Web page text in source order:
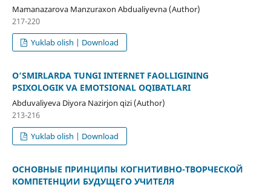
Mamanazarova Manzuraxon Abdualiyevna (Author)
217-220
Yuklab olish | Download
O‘SMIRLARDA TUNGI INTERNET FAOLLIGINING
PSIXOLOGIK VA EMOTSIONAL OQIBATLARI
Abduvaliyeva Diyora Nazirjon qizi (Author)
213-216
Yuklab olish | Download
ОСНОВНЫЕ ПРИНЦИПЫ КОГНИТИВНО-ТВОРЧЕСКОЙ
КОМПЕТЕНЦИИ БУДУЩЕГО УЧИТЕЛЯ